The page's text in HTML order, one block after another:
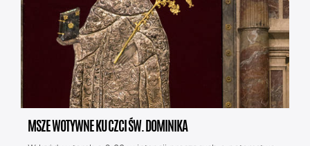
MSZE WOTYWNE KU CZCI ŚW. DOMINIKA